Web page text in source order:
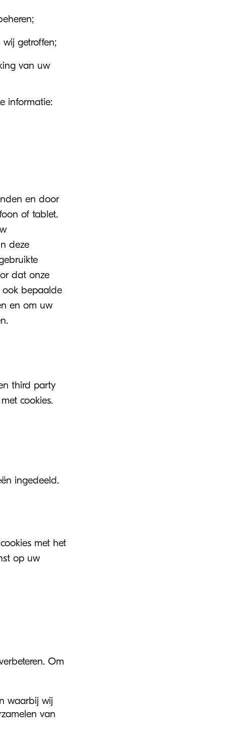
getroffen;
van uw
informatie:
en door
of tablet.
deze
dat onze
bepaalde
en om uw
third party
cookies.
ingedeeld.
met het
op uw
Om
waarbij wij
van